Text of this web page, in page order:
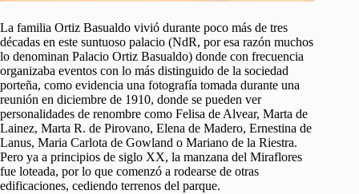
La familia Ortiz Basualdo vivió durante poco más de tres
décadas en este suntuoso palacio (NdR, por esa razón muchos
lo denominan Palacio Ortiz Basualdo) donde con frecuencia
organizaba eventos con lo más distinguido de la sociedad
porteña, como evidencia una fotografía tomada durante una
reunión en diciembre de 1910, donde se pueden ver
personalidades de renombre como Felisa de Alvear, Marta de
Lainez, Marta R. de Pirovano, Elena de Madero, Ernestina de
Lanus, Maria Carlota de Gowland o Mariano de la Riestra.
Pero ya a principios de siglo XX, la manzana del Miraflores
fue loteada, por lo que comenzó a rodearse de otras
edificaciones, cediendo terrenos del parque.